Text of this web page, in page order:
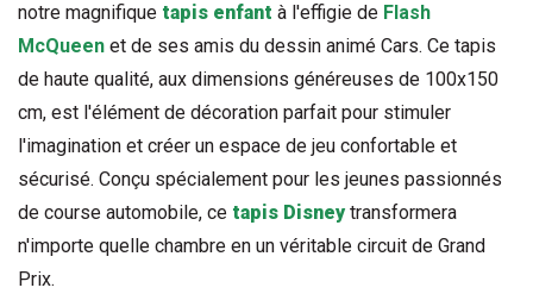
notre magnifique tapis enfant à l'effigie de Flash
McQueen et de ses amis du dessin animé Cars. Ce tapis
de haute qualité, aux dimensions généreuses de 100x150
cm, est l'élément de décoration parfait pour stimuler
l'imagination et créer un espace de jeu confortable et
sécurisé. Conçu spécialement pour les jeunes passionnés
de course automobile, ce tapis Disney transformera
n'importe quelle chambre en un véritable circuit de Grand
Prix.